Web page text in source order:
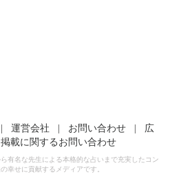
| 運営会社 | お問い合わせ |
広
載に関するお問い合わせ
有名な先生による本格的な占いまで充実したコン
幸せに貢献するメディアです。